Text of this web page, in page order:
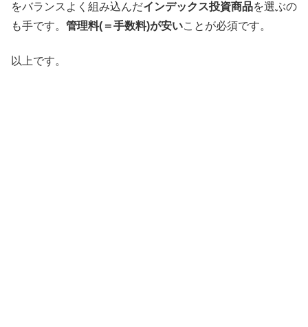
をバランスよく組み込んだインデックス投資商品を選ぶの
も手です。 管理料(＝手数料)が安いことが必須です。
以上です。